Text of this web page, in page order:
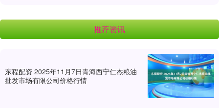
推荐资讯
东程配资 2025年11月7日青海西宁仁杰粮油
批发市场有限公司价格行情